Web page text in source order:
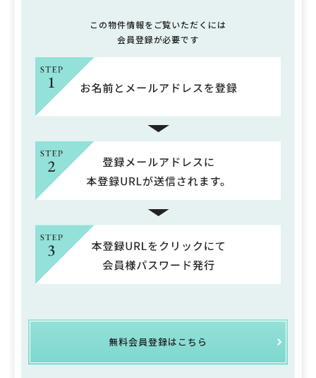
この物件情報をご覧いただくには
会員登録が必要です
無料会員登録はこちら